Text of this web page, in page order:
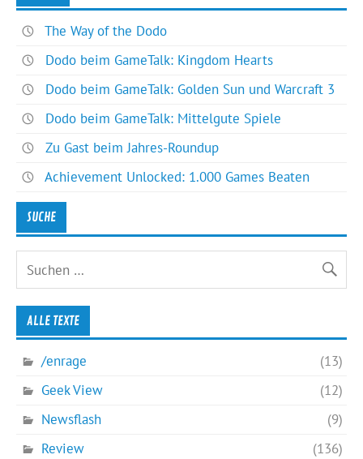
The Way of the Dodo
Dodo beim GameTalk: Kingdom Hearts
Dodo beim GameTalk: Golden Sun und Warcraft 3
Dodo beim GameTalk: Mittelgute Spiele
Zu Gast beim Jahres-Roundup
Achievement Unlocked: 1.000 Games Beaten
SUCHE
ALLE TEXTE
/enrage
(13)
Geek View
(12)
Newsflash
(9)
Review
(136)